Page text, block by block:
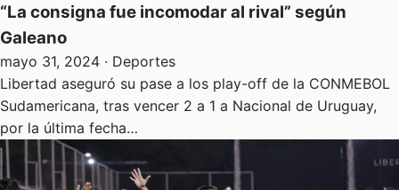
“La consigna fue incomodar al rival” según
Galeano
mayo 31, 2024 · Deportes
Libertad aseguró su pase a los play-off de la CONMEBOL
Sudamericana, tras vencer 2 a 1 a Nacional de Uruguay,
por la última fecha…